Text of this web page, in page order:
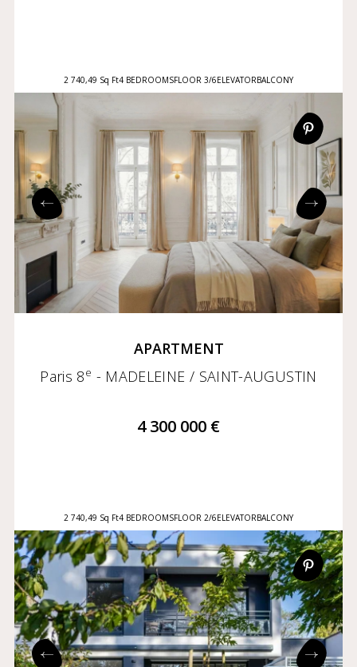
2 740,49 Sq Ft4 BEDROOMSFLOOR 3/6ELEVATORBALCONY
APARTMENT
Paris 8e - MADELEINE / SAINT-AUGUSTIN
4 300 000 €
2 740,49 Sq Ft4 BEDROOMSFLOOR 2/6ELEVATORBALCONY